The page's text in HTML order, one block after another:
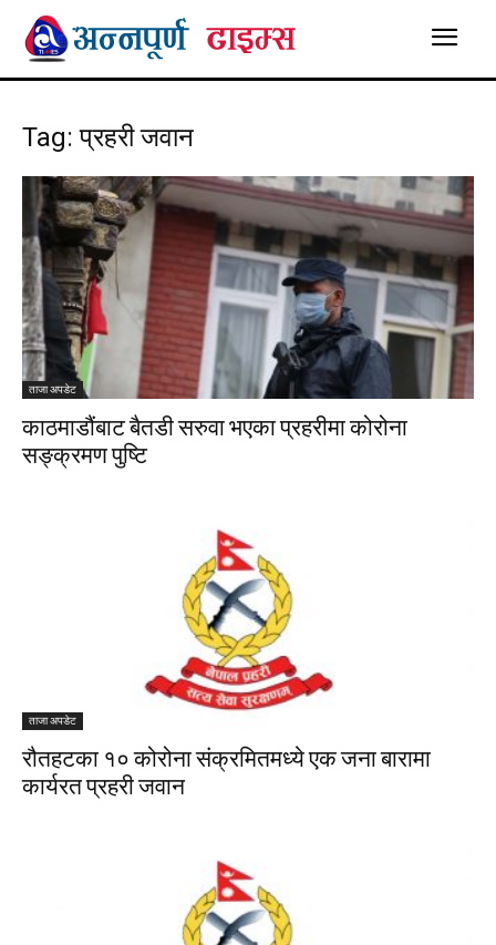
Tag: प्रहरी जवान
ताजा अपडेट
काठमाडौंबाट बैतडी सरुवा भएका प्रहरीमा कोरोना
सङ्क्रमण पुष्टि
ताजा अपडेट
रौतहटका १० कोरोना संक्रमितमध्ये एक जना बारामा
कार्यरत प्रहरी जवान